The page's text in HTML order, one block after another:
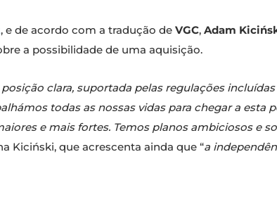
, e de acordo com a tradução de VGC, Adam
a possibilidade de uma aquisição.
clara, suportada pelas regulações
todas as nossas vidas para chegar a esta
e mais fortes. Temos planos ambiciosos e
Kiciński, que acrescenta ainda que “a